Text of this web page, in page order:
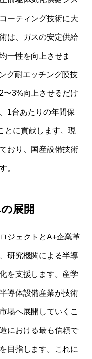
ーティング技術に大
は、ガスの安定供給
一性を向上させま
グ耐エッチング膜技
〜3%向上させるだけ
1台あたりの年間保
とに貢献します。現
おり、国産設備技術
。
展開
ジェクトとA+企業革
研究機関による半導
を支援します。産学
導体設備産業が技術
場へ展開していくこ
における最も信頼で
目指します。これに